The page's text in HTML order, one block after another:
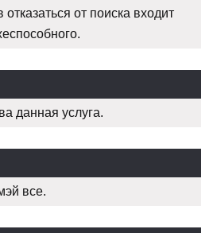
отказаться от поиска входит
данная услуга.
все.